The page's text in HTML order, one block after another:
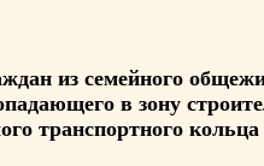
из семейного
в зону
транспортного